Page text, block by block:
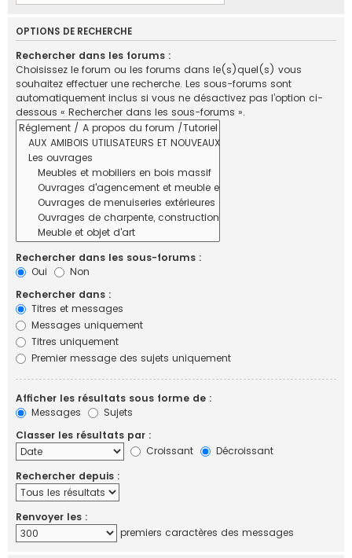
OPTIONS DE RECHERCHE
Rechercher dans les forums :
Choisissez le forum ou les forums dans le(s)quel(s) vous
souhaitez effectuer une recherche. Les sous-forums sont
automatiquement inclus si vous ne désactivez pas l’option ci-
dessous « Rechercher dans les sous-forums ».
Rechercher dans les sous-forums :
Oui
Non
Rechercher dans :
Titres et messages
Messages uniquement
Titres uniquement
Premier message des sujets uniquement
Afficher les résultats sous forme de :
Messages
Sujets
Classer les résultats par :
Croissant
Décroissant
Rechercher depuis :
Renvoyer les :
premiers caractères des messages